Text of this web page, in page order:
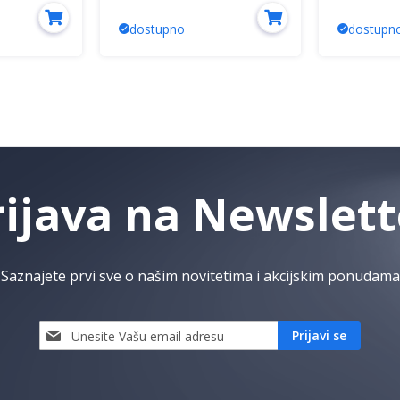
dostupno
na
Saznajete prvi sve o našim novitetima i akcijskim ponudama
Prijavi
se
Prijavi se